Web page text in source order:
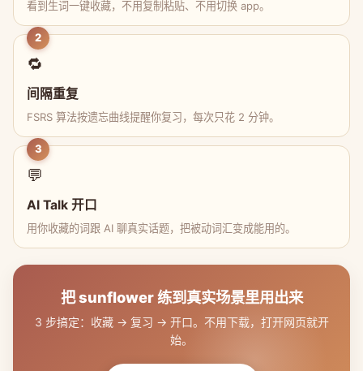
看到生词一键收藏，不用复制粘贴、不用切换 app。
2
🔁
间隔重复
FSRS 算法按遗忘曲线提醒你复习，每次只花 2 分钟。
3
💬
AI Talk 开口
用你收藏的词跟 AI 聊真实话题，把被动词汇变成能用的。
把 sunflower 练到真实场景里用出来
3 步搞定：收藏 → 复习 → 开口。不用下载，打开网页就开
始。